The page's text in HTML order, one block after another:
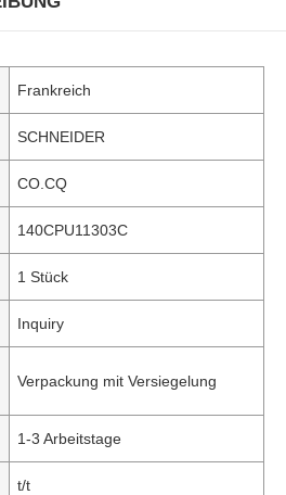
Frankreich
SCHNEIDER
CO.CQ
140CPU11303C
1 Stück
Inquiry
Verpackung mit Versiegelung
1-3 Arbeitstage
t/t